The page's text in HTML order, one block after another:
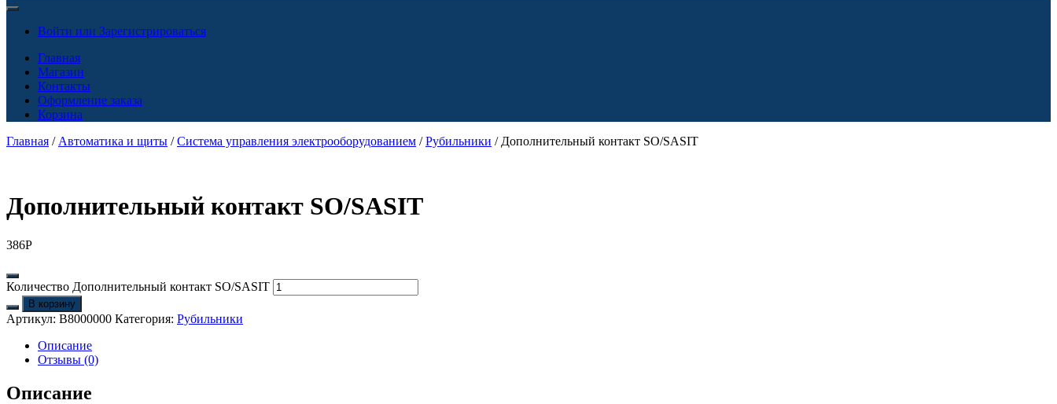
Войти или Зарегистрироваться
Главная
Магазин
Контакты
Оформление заказа
Корзина
Главная / Автоматика и щиты /Система управления электрооборудованием /Рубильники / Дополнительный контакт SO/SASIT
Дополнительный контакт SO/SASIT
386Р
Количество Дополнительный контакт SO/SASIT
В корзину
Артикул: B8000000 Категория: Рубильники
Описание
Отзывы (0)
Описание